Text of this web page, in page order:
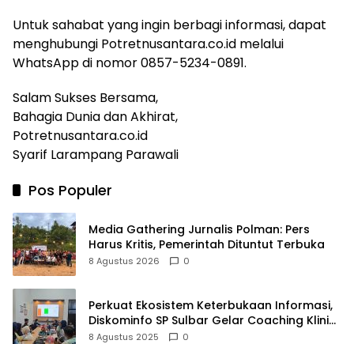
Untuk sahabat yang ingin berbagi informasi, dapat
menghubungi Potretnusantara.co.id melalui
WhatsApp di nomor 0857-5234-0891.
Salam Sukses Bersama,
Bahagia Dunia dan Akhirat,
Potretnusantara.co.id
Syarif Larampang Parawali
Pos Populer
Media Gathering Jurnalis Polman: Pers
Harus Kritis, Pemerintah Dituntut Terbuka
8 Agustus 2026 0
Perkuat Ekosistem Keterbukaan Informasi,
Diskominfo SP Sulbar Gelar Coaching Klinik
PPID
8 Agustus 2025 0